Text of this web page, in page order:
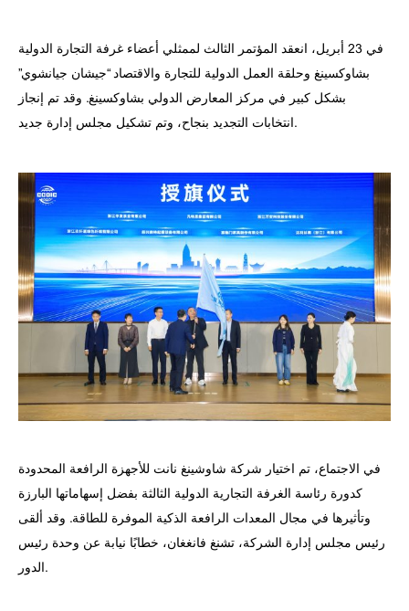
في 23 أبريل، انعقد المؤتمر الثالث لممثلي أعضاء غرفة التجارة الدولية
بشاوكسينغ وحلقة العمل الدولية للتجارة والاقتصاد “جيشان جيانشوي”
بشكل كبير في مركز المعارض الدولي بشاوكسينغ. وقد تم إنجاز
انتخابات التجديد بنجاح، وتم تشكيل مجلس إدارة جديد.
في الاجتماع، تم اختيار شركة شاوشينغ نانت للأجهزة الرافعة المحدودة
كدورة رئاسة الغرفة التجارية الدولية الثالثة بفضل إسهاماتها البارزة
وتأثيرها في مجال المعدات الرافعة الذكية الموفرة للطاقة. وقد ألقى
رئيس مجلس إدارة الشركة، تشنغ فانغغان، خطابًا نيابة عن وحدة رئيس
الدور.